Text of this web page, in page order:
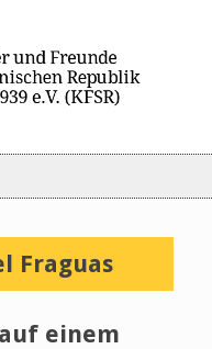
Fraguas
einem